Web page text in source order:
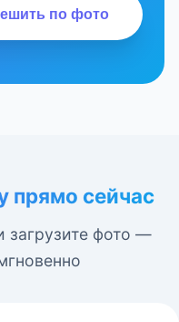
по фото
прямо сейчас
загрузите фото —